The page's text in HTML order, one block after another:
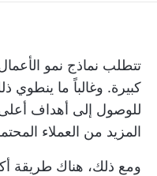
تتطلب نماذج نمو
كبيرة. وغالباً ما ينطوي
للوصول إلى أهداف أعلى
المزيد من العملاء
ومع ذلك، هناك طريقة